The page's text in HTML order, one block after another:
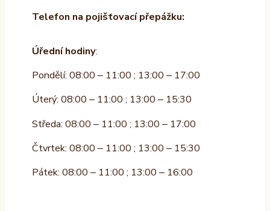
Telefon na pojišťovací přepážku:
Úřední hodiny:
Pondělí: 08:00 – 11:00 ; 13:00 – 17:00
Úterý: 08:00 – 11:00 ; 13:00 – 15:30
Středa: 08:00 – 11:00 ; 13:00 – 17:00
Čtvrtek: 08:00 – 11:00 ; 13:00 – 15:30
Pátek: 08:00 – 11:00 ; 13:00 – 16:00